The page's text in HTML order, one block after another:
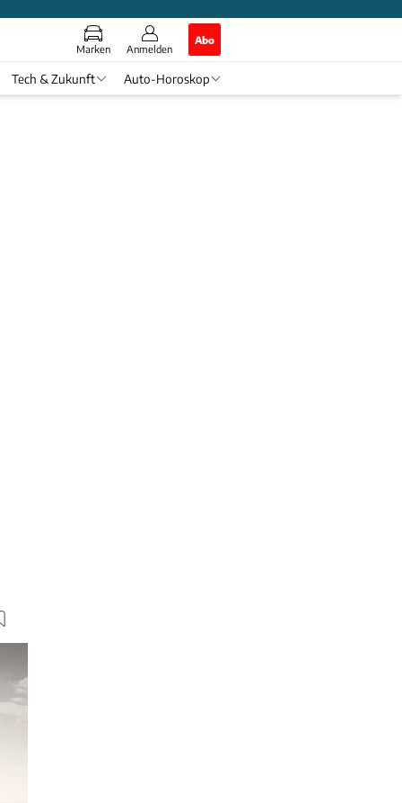
Marken Anmelden
Abo
Tech & Zukunft Auto-Horoskop